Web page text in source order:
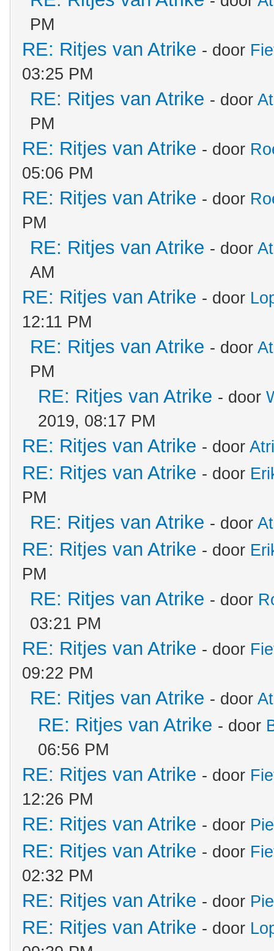
PM
RE: Ritjes van Atrike - door
03:25 PM
RE: Ritjes van Atrike - door
PM
RE: Ritjes van Atrike - door
05:06 PM
RE: Ritjes van Atrike - door
PM
RE: Ritjes van Atrike - door
AM
RE: Ritjes van Atrike - door
12:11 PM
RE: Ritjes van Atrike - door
PM
RE: Ritjes van Atrike - door
2019, 08:17 PM
RE: Ritjes van Atrike - door
RE: Ritjes van Atrike - door
PM
RE: Ritjes van Atrike - door
RE: Ritjes van Atrike - door
PM
RE: Ritjes van Atrike - door
03:21 PM
RE: Ritjes van Atrike - door
09:22 PM
RE: Ritjes van Atrike - door
RE: Ritjes van Atrike - door
06:56 PM
RE: Ritjes van Atrike - door
12:26 PM
RE: Ritjes van Atrike - door
RE: Ritjes van Atrike - door
02:32 PM
RE: Ritjes van Atrike - door
RE: Ritjes van Atrike - door